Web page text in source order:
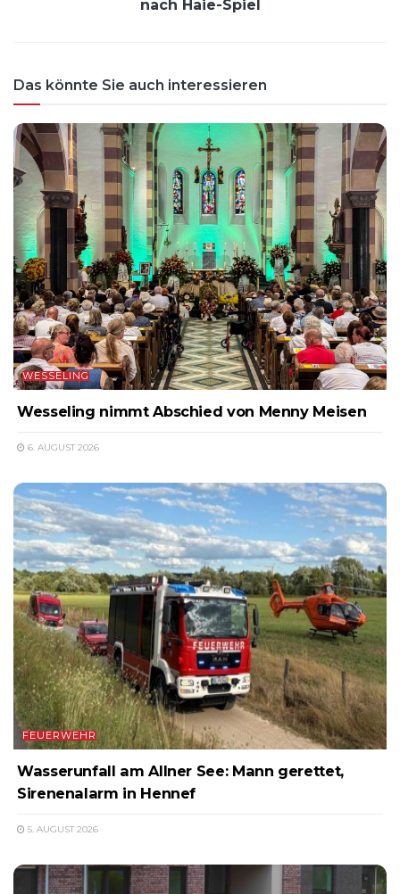
nach Haie-Spiel
Das könnte Sie auch interessieren
WESSELING
Wesseling nimmt Abschied von Menny Meisen
6. AUGUST 2026
FEUERWEHR
Wasserunfall am Allner See: Mann gerettet,
Sirenenalarm in Hennef
5. AUGUST 2026